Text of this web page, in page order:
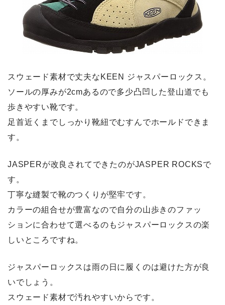
スウェード素材で丈夫なKEEN ジャスパーロックス。
ソールの厚みが2cmあるので多少凸凹した登山道でも
歩きやすい靴です。
足首近くまでしっかり靴紐でむすんでホールドできま
す。
JASPERが改良されてできたのがJASPER ROCKSで
す。
丁寧な縫製で靴のつくりが堅牢です。
カラーの組合せが豊富なので自分の山歩きのファッ
ションに合わせて選べるのもジャスパーロックスの楽
しいところですね。
ジャスパーロックスは雨の日に履くのは避けた方が良
いでしょう。
スウェード素材で汚れやすいからです。